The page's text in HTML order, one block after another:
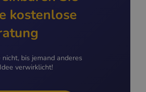
kostenlose
bis jemand anderes
verwirklicht!